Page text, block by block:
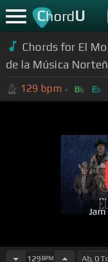
ChordU
Chords for El
de la Música
129 bpm Bb Eb
Jam
129 BPM